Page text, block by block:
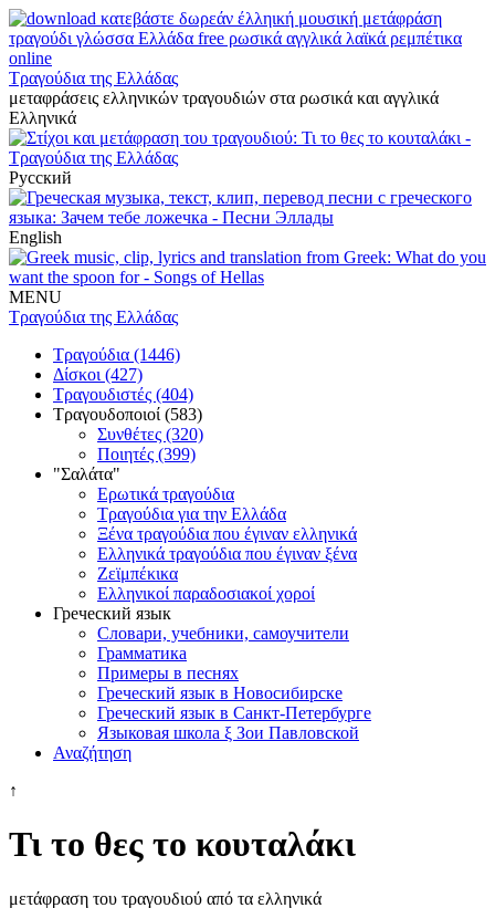
Τραγούδια της Ελλάδας
μεταφράσεις ελληνικών τραγουδιών στα ρωσικά και αγγλικά
Ελληνικά
Русский
English
MENU
Τραγούδια της Ελλάδας
Τραγούδια (1446)
Δίσκοι (427)
Τραγουδιστές (404)
Τραγουδοποιοί (583)
Συνθέτες (320)
Ποιητές (399)
"Σαλάτα"
Ερωτικά τραγούδια
Τραγούδια για την Ελλάδα
Ξένα τραγούδια που έγιναν ελληνικά
Ελληνικά τραγούδια που έγιναν ξένα
Ζεϊμπέκικα
Ελληνικοί παραδοσιακοί χοροί
Греческий язык
Словари, учебники, самоучители
Грамматика
Примеры в песнях
Греческий язык в Новосибирске
Греческий язык в Санкт-Петербурге
Языковая школа ξ Зои Павловской
Αναζήτηση
↑
Τι το θες το κουταλάκι
μετάφραση του τραγουδιού από τα ελληνικά